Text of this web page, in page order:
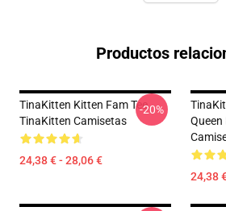
Productos
TinaKitten Kitten Fam Tee
TinaKitten Camisetas
24,38 € - 28,06 €
-20%
Queen
24,38